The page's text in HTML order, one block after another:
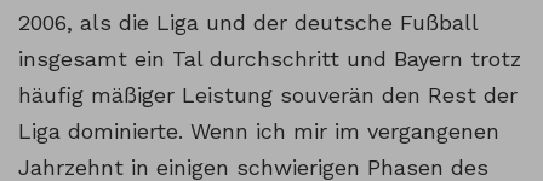
2006, als die Liga und der deutsche Fußball
insgesamt ein Tal durchschritt und Bayern trotz
häufig mäßiger Leistung souverän den Rest der
Liga dominierte. Wenn ich mir im vergangenen
Jahrzehnt in einigen schwierigen Phasen des